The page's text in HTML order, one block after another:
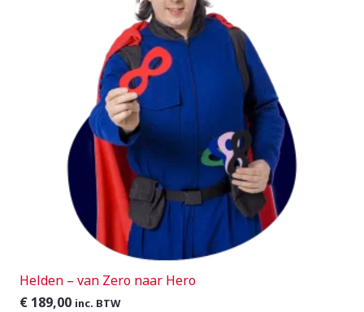
Helden – van Zero naar Hero
€ 189,00 inc. BTW